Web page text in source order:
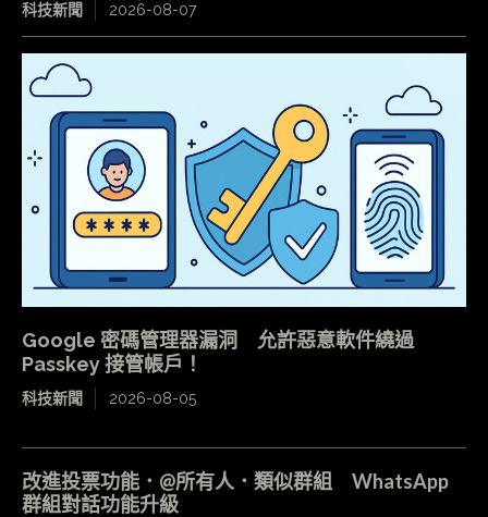
科技新聞 2026-08-07
Google 密碼管理器漏洞 允許惡意軟件繞過
Passkey 接管帳戶！
科技新聞 2026-08-05
改進投票功能．@所有人．類似群組 WhatsApp
群組對話功能升級